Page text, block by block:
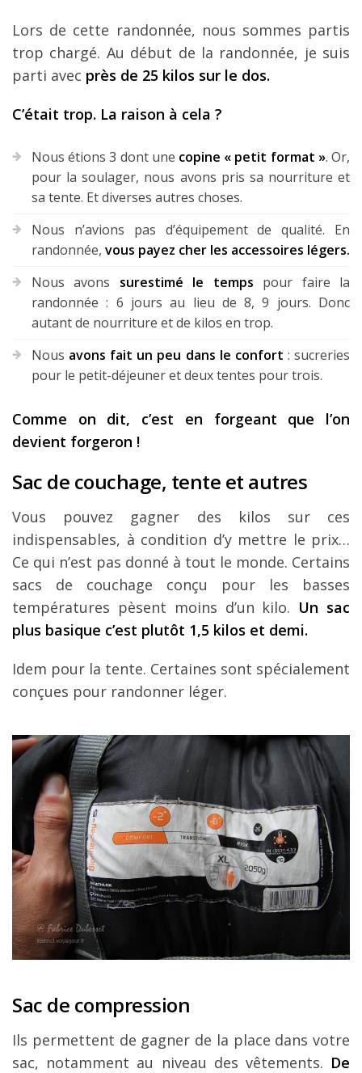
Lors de cette randonnée, nous sommes partis
trop chargé. Au début de la randonnée, je suis
parti avec près de 25 kilos sur le dos.
C’était trop. La raison à cela ?
Nous étions 3 dont une copine « petit format ». Or,
pour la soulager, nous avons pris sa nourriture et
sa tente. Et diverses autres choses.
Nous n’avions pas d’équipement de qualité. En
randonnée, vous payez cher les accessoires légers.
Nous avons surestimé le temps pour faire la
randonnée : 6 jours au lieu de 8, 9 jours. Donc
autant de nourriture et de kilos en trop.
Nous avons fait un peu dans le confort : sucreries
pour le petit-déjeuner et deux tentes pour trois.
Comme on dit, c’est en forgeant que l’on
devient forgeron !
Sac de couchage, tente et autres
Vous pouvez gagner des kilos sur ces
indispensables, à condition d’y mettre le prix…
Ce qui n’est pas donné à tout le monde. Certains
sacs de couchage conçu pour les basses
températures pèsent moins d’un kilo. Un sac
plus basique c’est plutôt 1,5 kilos et demi.
Idem pour la tente. Certaines sont spécialement
conçues pour randonner léger.
Sac de compression
Ils permettent de gagner de la place dans votre
sac, notamment au niveau des vêtements. De